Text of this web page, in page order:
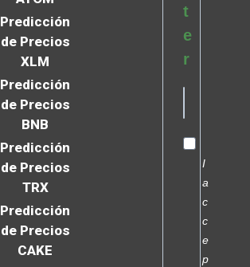
Predicción
de Precios
XLM
Predicción
de Precios
BNB
Predicción
de Precios
TRX
Predicción
de Precios
CAKE
t
e
r
I
a
c
c
e
p